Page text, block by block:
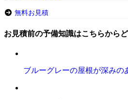
無料お見積
お見積前の予備知識はこちらから
ブルーグレーの屋根が深みの